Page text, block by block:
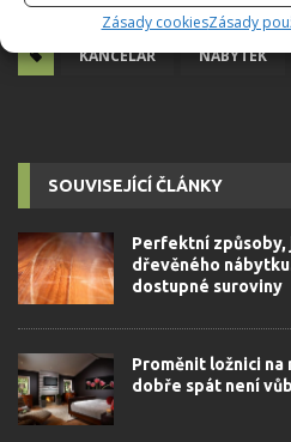
Zásady cookiesZásady
KANCELÁŘ NÁBYTEK
SOUVISEJÍCÍ ČLÁNKY
Perfektní způsoby,
dřevěného
dostupné suroviny
Proměnit ložnici na
dobře spát není